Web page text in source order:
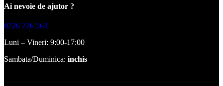
Ai nevoie de ajutor ?
0726 736 563
Luni – Vineri: 9:00-17:00
Sambata/Duminica: inchis